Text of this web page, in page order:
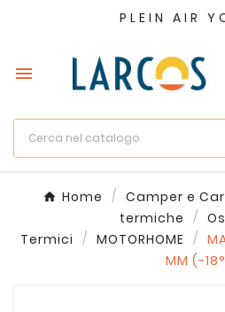
PLEIN AIR

Home Camper e
termiche
Termici
MOTORHOME
MM (-
Nome lista dei desideri
Annulla Crea